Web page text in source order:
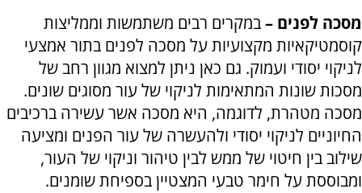
מסכה לפנים –במקרים רבים משתמשות וממליצות
קוסמטיקאיות מקצועיות על מסכה לפנים בתור אמצעי
לניקוי יסודי ועמוק. גם כאן ניתן למצוא מגוון רחב של
מסכות שונות המתאימות לניקוי של עור מסוגים שונים.
מסכה מטהרת, לדוגמה, היא מסכה אשר עשירה ברכיבים
החיוניים לניקוי יסודי ולהעשרה של עור הפנים ומציעה
שילוב בין חיטוי של ממש לבין טיהור וניקוי של העור,
ומבוססת על חימר טבעי המצטיין בספיחת שומנים.